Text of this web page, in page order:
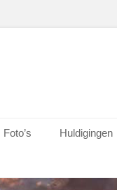
Foto’s Huldigingen